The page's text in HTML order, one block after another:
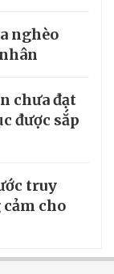
nghèo
chưa đạt
được sắp
truy
cho